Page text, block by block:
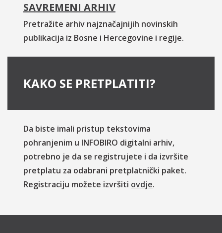
SAVREMENI ARHIV
Pretražite arhiv najznačajnijih novinskih
publikacija iz Bosne i Hercegovine i regije.
KAKO SE PRETPLATITI?
Da biste imali pristup tekstovima
pohranjenim u INFOBIRO digitalni arhiv,
potrebno je da se registrujete i da izvršite
pretplatu za odabrani pretplatnički paket.
Registraciju možete izvršiti ovdje.